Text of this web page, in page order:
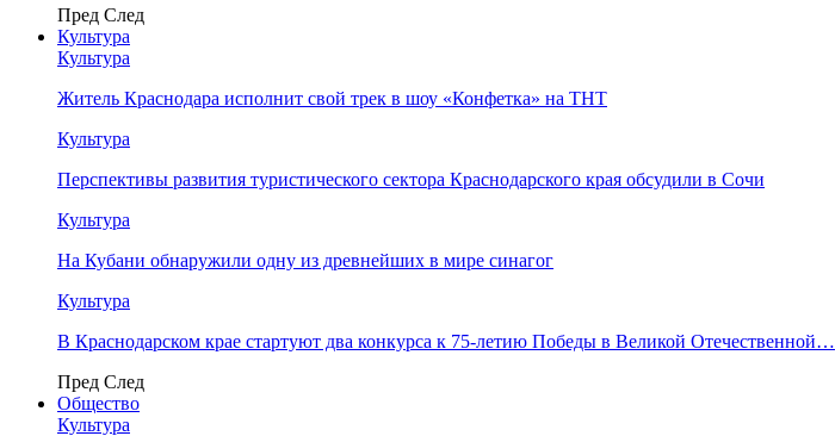
Пред След
Культура
Культура
Житель Краснодара исполнит свой трек в шоу «Конфетка» на ТНТ
Культура
Перспективы развития туристического сектора Краснодарского края обсудили в Сочи
Культура
На Кубани обнаружили одну из древнейших в мире синагог
Культура
В Краснодарском крае стартуют два конкурса к 75-летию Победы в Великой Отечественной…
Пред След
Общество
Культура